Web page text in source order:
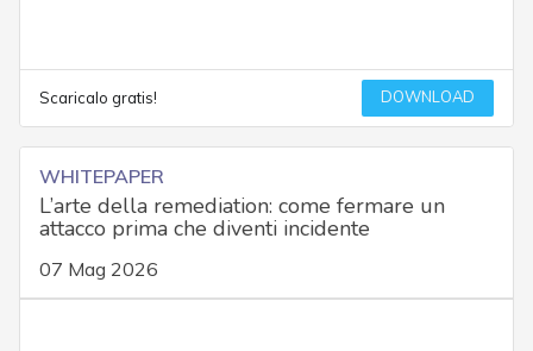
Scaricalo gratis! DOWNLOAD
WHITEPAPER
L’arte della remediation: come fermare un
attacco prima che diventi incidente
07 Mag 2026